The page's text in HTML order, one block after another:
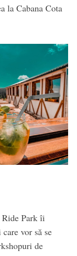
la Cabana Cota
Park îi
vor să se
de